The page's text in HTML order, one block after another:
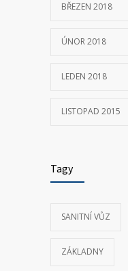
BŘEZEN 2018
ÚNOR 2018
LEDEN 2018
LISTOPAD 2015
Tagy
SANITNÍ VŮZ
ZÁKLADNY